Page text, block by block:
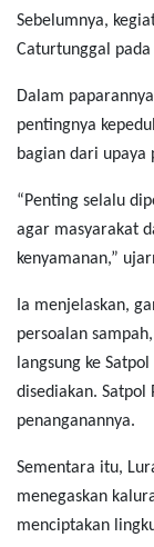
Sebelumnya,
Caturtunggal
Dalam
pentingnya
bagian dari upaya
“Penting selalu
agar masyarakat
kenyamanan,”
Ia menjelaskan,
persoalan
langsung ke
disediakan. Satpol
penanganannya.
Sementara itu,
menegaskan
menciptakan